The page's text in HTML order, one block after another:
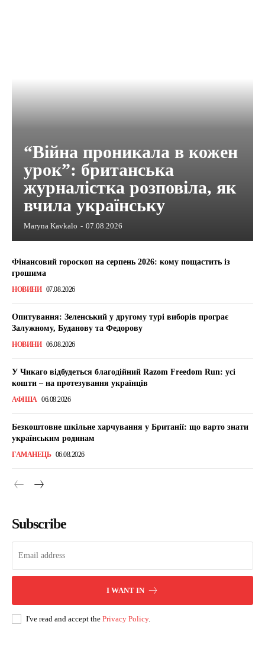
“Війна проникала в кожен
урок”: британська
журналістка розповіла, як
вчила українську
Maryna Kavkalo - 07.08.2026
Фінансовий гороскоп на серпень 2026: кому пощастить із
грошима
НОВИНИ 07.08.2026
Опитування: Зеленський у другому турі виборів програє
Залужному, Буданову та Федорову
НОВИНИ 06.08.2026
У Чикаго відбудеться благодійний Razom Freedom Run: усі
кошти – на протезування українців
АФІША 06.08.2026
Безкоштовне шкільне харчування у Британії: що варто знати
українським родинам
ГАМАНЕЦЬ 06.08.2026
Subscribe
I WANT IN
I've read and accept the Privacy Policy.